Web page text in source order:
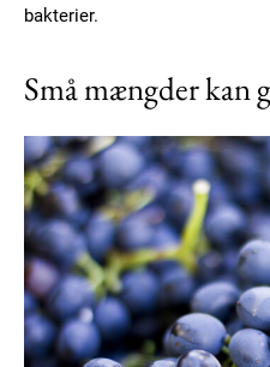
Etiam est nibh, lobortis sit
Ut mollis pellentesque
Donec quis est ac felis
Orci varius natoque dolor
YEARLY PRICING
bakterier.
Små mængder kan